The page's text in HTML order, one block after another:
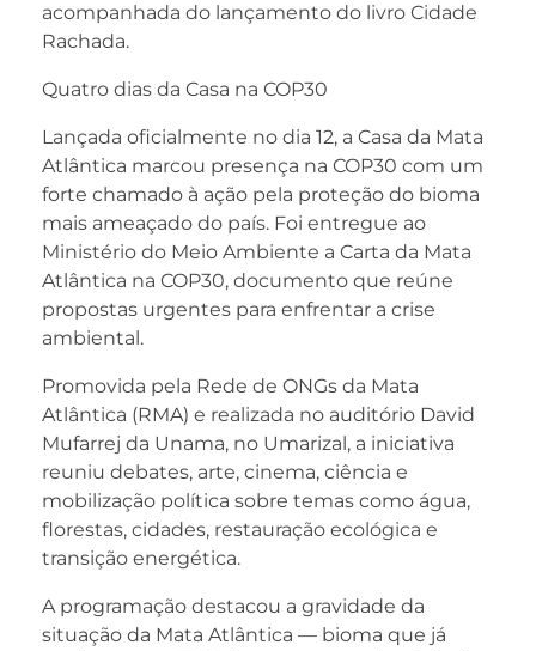
acompanhada do lançamento do livro Cidade
Rachada.
Quatro dias da Casa na COP30
Lançada oficialmente no dia 12, a Casa da Mata
Atlântica marcou presença na COP30 com um
forte chamado à ação pela proteção do bioma
mais ameaçado do país. Foi entregue ao
Ministério do Meio Ambiente a Carta da Mata
Atlântica na COP30, documento que reúne
propostas urgentes para enfrentar a crise
ambiental.
Promovida pela Rede de ONGs da Mata
Atlântica (RMA) e realizada no auditório David
Mufarrej da Unama, no Umarizal, a iniciativa
reuniu debates, arte, cinema, ciência e
mobilização política sobre temas como água,
florestas, cidades, restauração ecológica e
transição energética.
A programação destacou a gravidade da
situação da Mata Atlântica — bioma que já